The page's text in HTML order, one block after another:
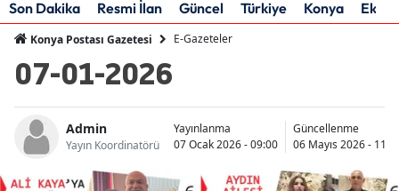
Ankara
Antalya
Artvin
Son Dakika Resmi İlan Güncel Türkiye Konya
Konya Postası Gazetesi E-Gazeteler
07-01-2026
Admin
Yayın Koordinatörü
Yayınlanma
07 Ocak 2026 - 09:00
Güncellenme
06 Mayıs 2026 -